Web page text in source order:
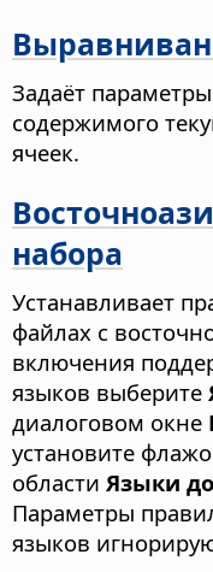
Задаёт
содержимого
ячеек.
набора
Устанавливает
файлах с
включения
языков выберите
диалоговом окне
установите
области Языки
Параметры
языков